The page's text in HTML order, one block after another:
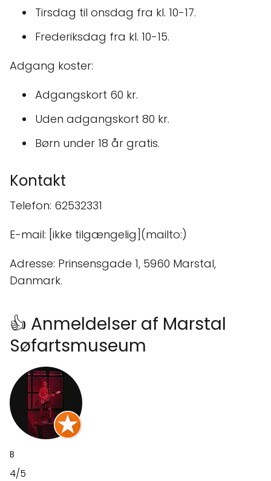
Tirsdag til onsdag fra kl. 10-17.
Frederiksdag fra kl. 10-15.
Adgang koster:
Adgangskort 60 kr.
Uden adgangskort 80 kr.
Børn under 18 år gratis.
Kontakt
Telefon: 62532331
E-mail: [ikke tilgængelig](mailto:)
Adresse: Prinsensgade 1, 5960 Marstal,
Danmark.
👍 Anmeldelser af Marstal
Søfartsmuseum
B
4/5